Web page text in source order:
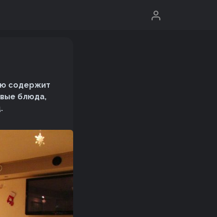
содержит
блюда,